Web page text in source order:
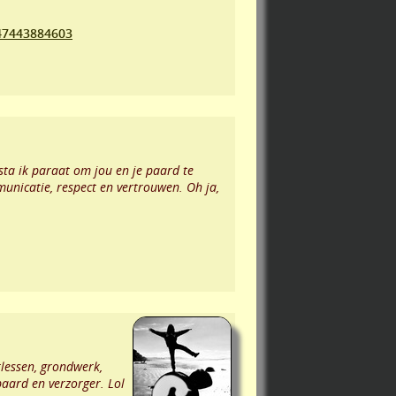
ik paraat om jou en je paard te
respect en vertrouwen. Oh ja,
grondwerk,
en verzorger. Lol